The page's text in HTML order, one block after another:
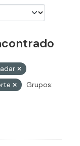
Grupos: